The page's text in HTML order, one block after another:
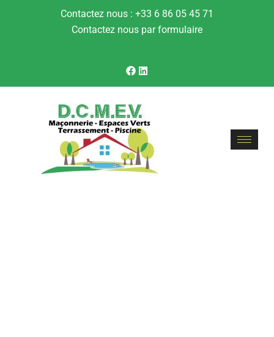
Contactez nous : +33 6 86 05 45 71
Contactez nous par formulaire